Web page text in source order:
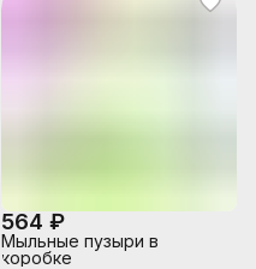
564 ₽
Мыльные пузыри в
коробке